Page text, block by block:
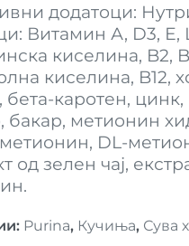
додатоци:
Витамин А, D3, Е,
киселина, B2,
киселина, B12,
бета-каротен, цинк,
бакар, метионин
DL-
од зелен чај,
: Purina, Кучиња, Сува